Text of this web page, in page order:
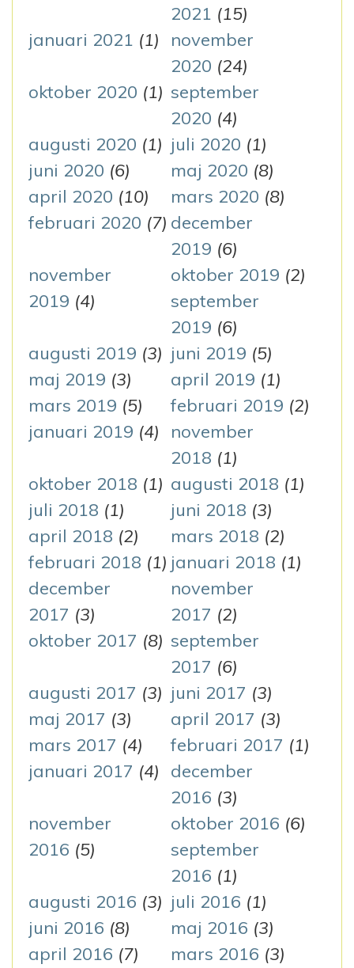
2021 (15)
januari 2021 (1)
november
2020 (24)
oktober 2020 (1) september
2020 (4)
augusti 2020 (1) juli 2020 (1)
juni 2020 (6) maj 2020 (8)
april 2020 (10) mars 2020 (8)
februari 2020 (7) december
2019 (6)
november
2019 (4)
oktober 2019 (2)
september
2019 (6)
augusti 2019 (3) juni 2019 (5)
maj 2019 (3) april 2019 (1)
mars 2019 (5) februari 2019 (2)
januari 2019 (4)
november
2018 (1)
oktober 2018 (1) augusti 2018 (1)
juli 2018 (1) juni 2018 (3)
april 2018 (2) mars 2018 (2)
februari 2018 (1) januari 2018 (1)
december
2017 (3)
november
2017 (2)
oktober 2017 (8) september
2017 (6)
augusti 2017 (3) juni 2017 (3)
maj 2017 (3) april 2017 (3)
mars 2017 (4) februari 2017 (1)
januari 2017 (4)
december
2016 (3)
november
2016 (5)
oktober 2016 (6)
september
2016 (1)
augusti 2016 (3) juli 2016 (1)
juni 2016 (8) maj 2016 (3)
april 2016 (7) mars 2016 (3)